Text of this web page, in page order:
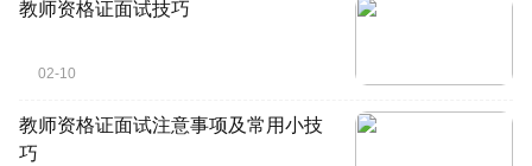
教师资格证面试技巧
02-10
教师资格证面试注意事项及常用小技
巧